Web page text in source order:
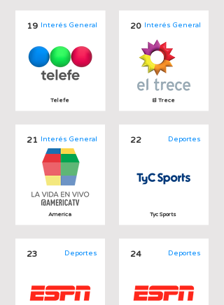
Telefe
19 Interés General
America
21 Interés General
23 Deportes
El Trece
20 Interés General
Tyc Sports
22 Deportes
24 Deportes